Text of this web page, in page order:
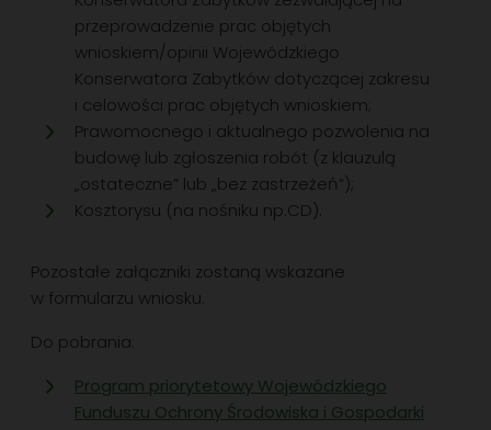
przeprowadzenie prac objętych
wnioskiem/opinii Wojewódzkiego
Konserwatora Zabytków dotyczącej zakresu
i celowości prac objętych wnioskiem;
Prawomocnego i aktualnego pozwolenia na
budowę lub zgłoszenia robót (z klauzulą
„ostateczne” lub „bez zastrzeżeń”);
Kosztorysu (na nośniku np.CD).
Pozostałe załączniki zostaną wskazane
w formularzu wniosku.
Do pobrania:
Program priorytetowy Wojewódzkiego
Funduszu Ochrony Środowiska i Gospodarki